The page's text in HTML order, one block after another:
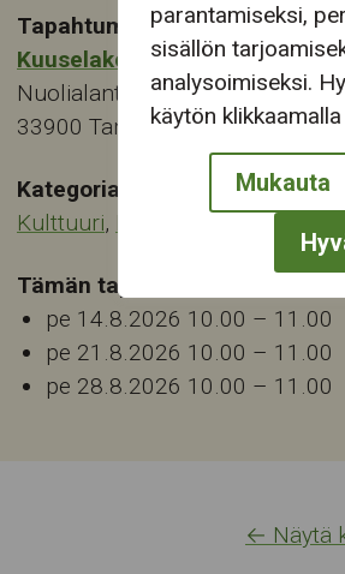
parantamiseksi,
sisällön
analysoimiseksi.
käytön
Mukauta
Tapahtumapaikka:
Kuuselakeskus
Nuolialantie 46
33900 Tampere
Kategoriat:
Kulttuuri, Yhteisötaide
Tämän tapahtuman tulevat
pe 14.8.2026 10.00 – 11.00
pe 21.8.2026 10.00 – 11.00
pe 28.8.2026 10.00 – 11.00
← Näytä